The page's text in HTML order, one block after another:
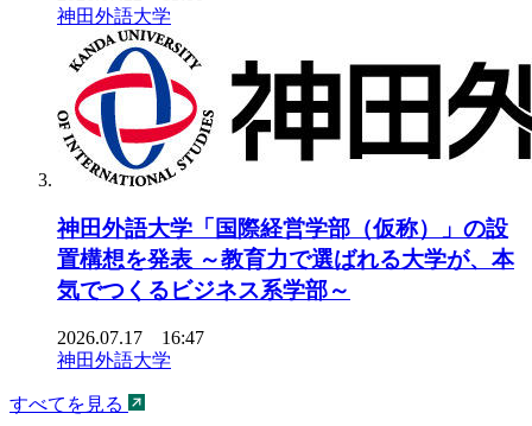
神田外語大学
神田外語大学「国際経営学部（仮称）」の設
置構想を発表 ～教育力で選ばれる大学が、本
気でつくるビジネス系学部～
2026.07.17 16:47
神田外語大学
すべてを見る